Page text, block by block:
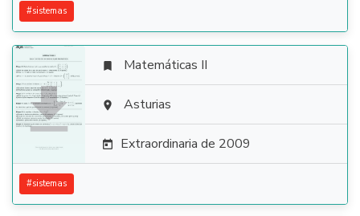
#sistemas

 Matemáticas II
 Asturias
 Extraordinaria de 2009
#sistemas